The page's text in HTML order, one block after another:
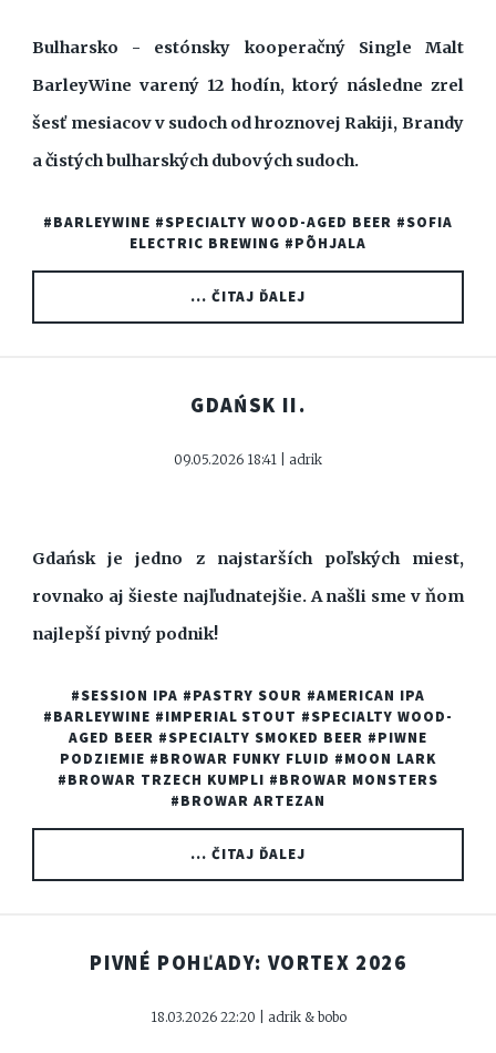
Bulharsko - estónsky kooperačný Single Malt
BarleyWine varený 12 hodín, ktorý následne zrel
šesť mesiacov v sudoch od hroznovej Rakiji, Brandy
a čistých bulharských dubových sudoch.
#BARLEYWINE #SPECIALTY WOOD-AGED BEER #SOFIA
ELECTRIC BREWING #PÕHJALA
... ČITAJ ĎALEJ
GDAŃSK II.
09.05.2026 18:41 | adrik
Gdańsk je jedno z najstarších poľských miest,
rovnako aj šieste najľudnatejšie. A našli sme v ňom
najlepší pivný podnik!
#SESSION IPA #PASTRY SOUR #AMERICAN IPA
#BARLEYWINE #IMPERIAL STOUT #SPECIALTY WOOD-
AGED BEER #SPECIALTY SMOKED BEER #PIWNE
PODZIEMIE #BROWAR FUNKY FLUID #MOON LARK
#BROWAR TRZECH KUMPLI #BROWAR MONSTERS
#BROWAR ARTEZAN
... ČITAJ ĎALEJ
PIVNÉ POHĽADY: VORTEX 2026
18.03.2026 22:20 | adrik & bobo